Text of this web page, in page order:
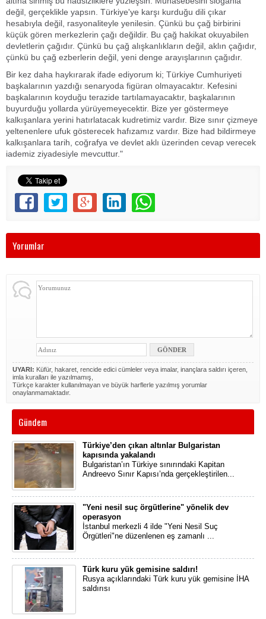
değil, gerçeklikle yapsın. Türkiye'ye karşı kurduğu dili çıkar
hesabıyla değil, rasyonaliteyle yenilesin. Çünkü bu çağ birbirini
küçük gören merkezlerin çağı değildir. Bu çağ hakikat okuyabilen
devletlerin çağıdır. Çünkü bu çağ alışkanlıkların değil, aklın çağıdır,
çünkü bu çağ ezberlerin değil, yeni denge arayışlarının çağıdır.
Bir kez daha haykırarak ifade ediyorum ki; Türkiye Cumhuriyeti
başkalarının yazdığı senaryoda figüran olmayacaktır. Kefesini
başkalarının koyduğu terazide tartılamayacaktır, başkalarının
buyurduğu yollarda yürüyemeyecektir. Bize yer göstermeye
kalkışanlara yerini hatırlatacak kudretimiz vardır. Bize sınır çizmeye
yeltenenlere ufuk gösterecek hafızamız vardır. Bize had bildirmeye
kalkışanlara tarih, coğrafya ve devlet aklı üzerinden cevap verecek
iademiz ziyadesiyle mevcuttur."
Yorumlar
UYARI: Küfür, hakaret, rencide edici cümleler veya imalar, inançlara saldırı içeren,
imla kuralları ile yazılmamış,
Türkçe karakter kullanılmayan ve büyük harflerle yazılmış yorumlar
onaylanmamaktadır.
Gündem
Türkiye’den çıkan altınlar Bulgaristan
kapısında yakalandı
Bulgaristan’ın Türkiye sınırındaki Kapitan
Andreevo Sınır Kapısı’nda gerçekleştirilen...
"Yeni nesil suç örgütlerine" yönelik dev
operasyon
İstanbul merkezli 4 ilde "Yeni Nesil Suç
Örgütleri"ne düzenlenen eş zamanlı ...
Türk kuru yük gemisine saldırı!
Rusya açıklarındaki Türk kuru yük gemisine İHA
saldırısı